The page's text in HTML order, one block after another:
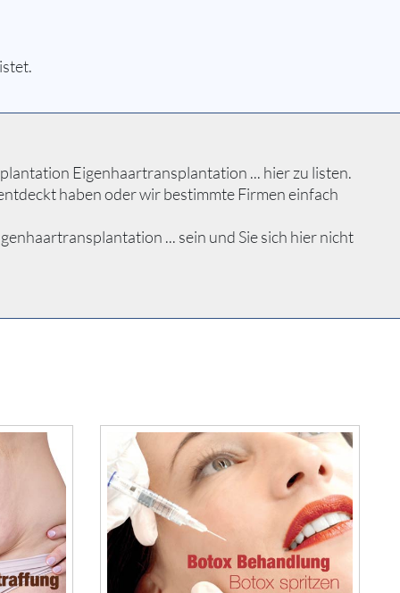
Eigenhaartransplantation ... hier zu listen.
haben oder wir bestimmte Firmen einfach
... sein und Sie sich hier nicht